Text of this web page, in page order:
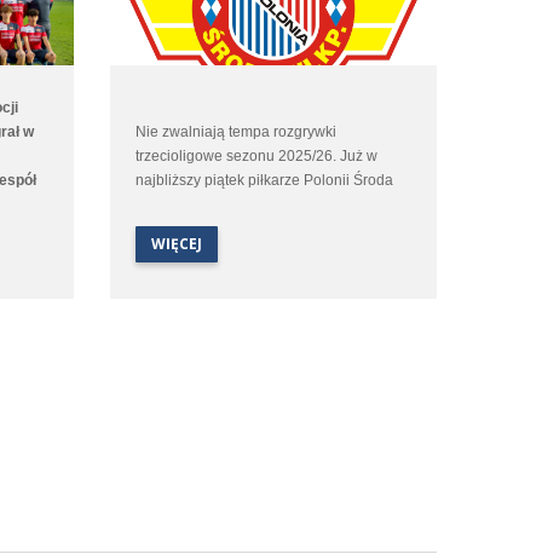
w
Nie zwalniają tempa rozgrywki
trzecioligowe sezonu 2025/26. Już w
najbliższy piątek piłkarze Polonii Środa
podopieczni Macieja Rozmarynowskiego
w kolejnych derbach Wielkopolski
WIĘCEJ